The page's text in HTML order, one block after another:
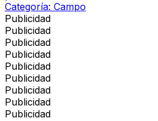
Categoría: Campo
Publicidad
Publicidad
Publicidad
Publicidad
Publicidad
Publicidad
Publicidad
Publicidad
Publicidad